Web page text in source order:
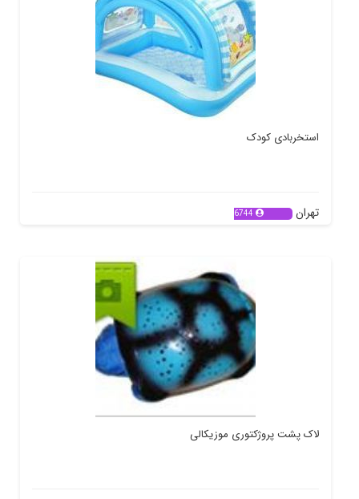
استخربادی کودک
تهران 6744
لاک پشت پروژکتوری موزیکالی